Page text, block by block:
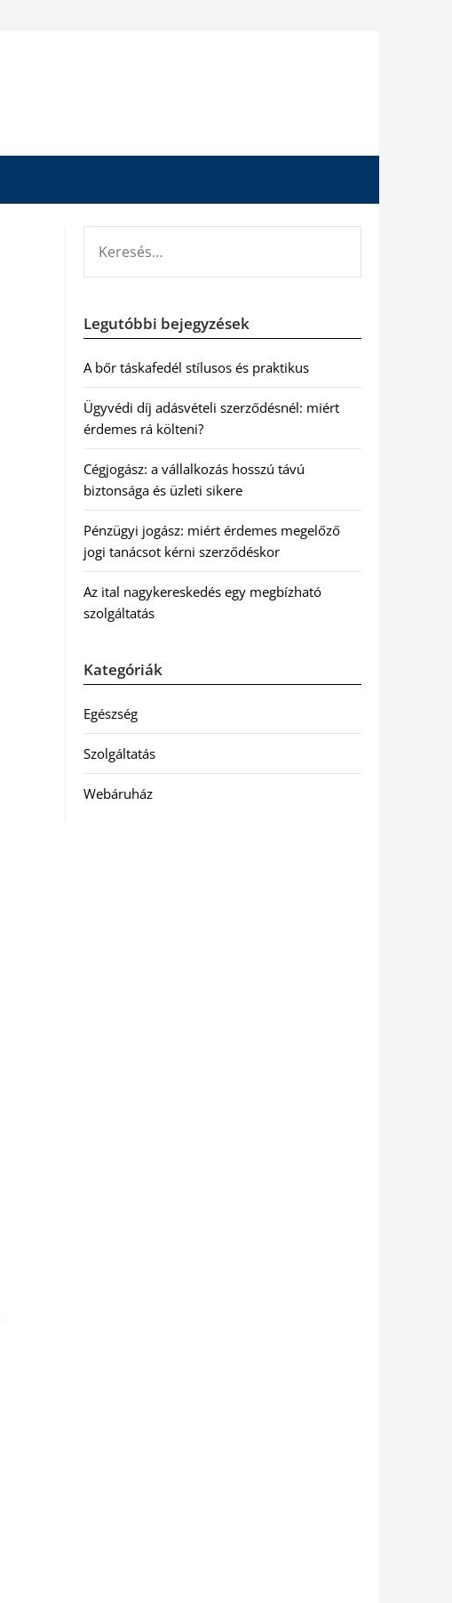
Legutóbbi bejegyzések
A bőr táskafedél stílusos és praktikus
Ügyvédi díj adásvételi szerződésnél: miért
érdemes rá költeni?
Cégjogász: a vállalkozás hosszú távú
biztonsága és üzleti sikere
Pénzügyi jogász: miért érdemes megelőző
jogi tanácsot kérni szerződéskor
Az ital nagykereskedés egy megbízható
szolgáltatás
Kategóriák
Egészség
Szolgáltatás
Webáruház